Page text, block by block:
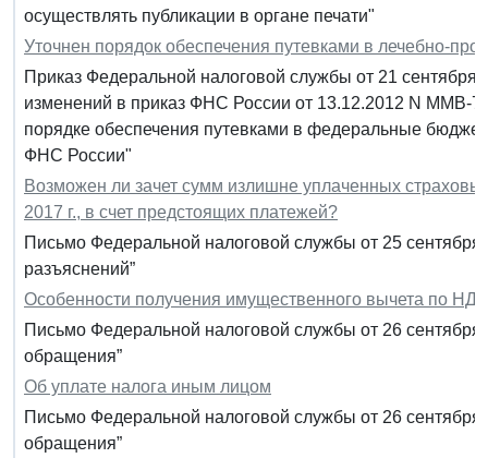
осуществлять публикации в органе печати"
Уточнен порядок обеспечения путевками в лечебно-
Приказ Федеральной налоговой службы от 21
изменений в приказ ФНС России от 13.12.2012 N ММВ-
порядке обеспечения путевками в федеральные
ФНС России"
Возможен ли зачет сумм излишне уплаченных
2017 г., в счет предстоящих платежей?
Письмо Федеральной налоговой службы от 25
разъяснений”
Особенности получения имущественного вычета по
Письмо Федеральной налоговой службы от 26
обращения”
Об уплате налога иным лицом
Письмо Федеральной налоговой службы от 26
обращения”